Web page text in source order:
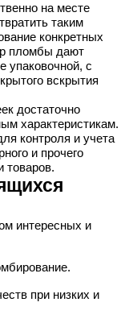
на месте
таким
конкретных
пломбы дают
упаковочной, с
вскрытия
достаточно
характеристикам.
контроля и учета
и прочего
товаров.
интересных и
при низких и